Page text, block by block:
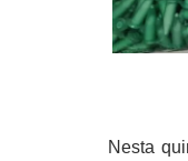
Nesta